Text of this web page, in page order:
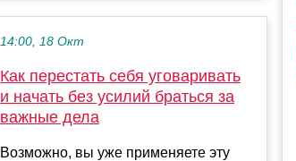
14:00, 18 Окт
Как перестать себя уговаривать
и начать без усилий браться за
важные дела
Возможно, вы уже применяете эту